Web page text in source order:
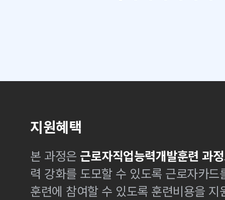
지원혜택
본 과정은 근로자직업능력개발훈련 과정
력 강화를 도모할 수 있도록 근로자카
훈련에 참여할 수 있도록 훈련비용을 지